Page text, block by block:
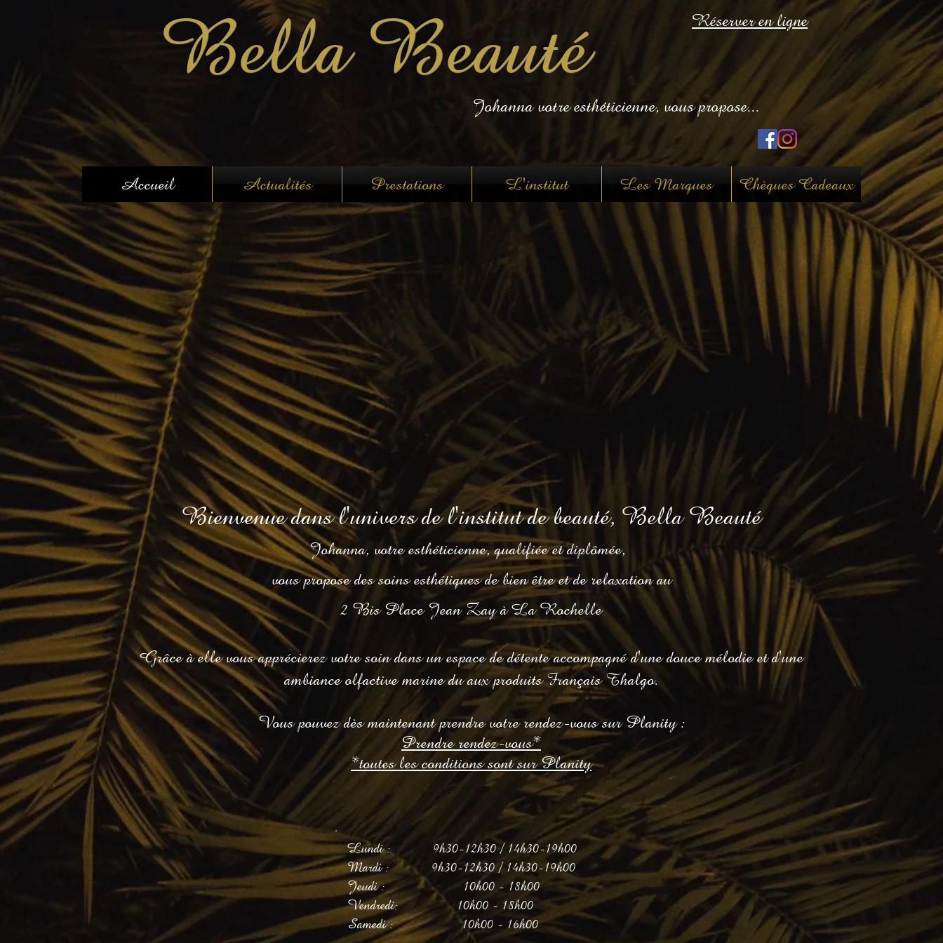
Bella Beauté
Johanna votre esthéticienne, vous propose...
Réserver en ligne
Bienvenue dans l'univers de l'institut de beauté, Bella Beauté
Johanna, votre esthéticienne, qualifiée et diplômée,
vous propose des soins esthétiques de bien être et de relaxation au
2 Bis Place Jean Zay à La Rochelle
Grâce à elle vous apprécierez votre soin dans un espace de détente accompagné d'une douce mélodie et d'une
ambiance olfactive marine du aux produits Français Thalgo.
Vous pouvez dès maintenant prendre votre rendez-vous sur Planity :
Prendre rendez-vous*
*toutes les conditions sont sur Planity
Lundi : 9h30-12h30 / 14h30-19h00
Mardi : 9h30-12h30 / 14h30-19h00
Jeudi : 10h00 - 18h00
Vendredi: 10h00 - 18h00
Samedi : 10h00 - 16h00
Accueil Actualités Prestations L'institut Les Marques Chèques Cadeaux